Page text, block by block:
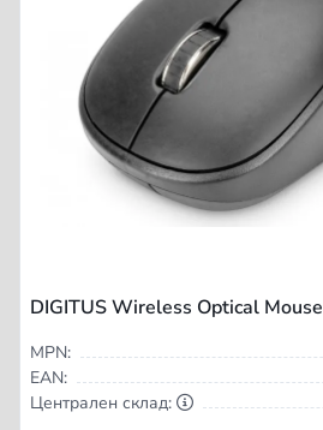
DIGITUS Wireless Optical
MPN:
EAN:
Централен склад: